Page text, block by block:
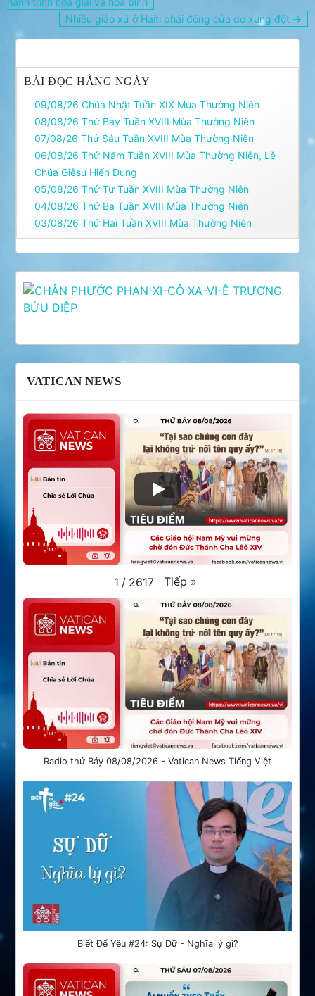
bài
viết
Nhiều giáo xứ ở Haiti phải đóng cửa do xung đột →
BÀI ĐỌC HẰNG NGÀY
09/08/26 Chúa Nhật Tuần XIX Mùa Thường Niên
08/08/26 Thứ Bảy Tuần XVIII Mùa Thường Niên
07/08/26 Thứ Sáu Tuần XVIII Mùa Thường Niên
06/08/26 Thứ Năm Tuần XVIII Mùa Thường Niên, Lễ
Chúa Giêsu Hiển Dung
05/08/26 Thứ Tư Tuần XVIII Mùa Thường Niên
04/08/26 Thứ Ba Tuần XVIII Mùa Thường Niên
03/08/26 Thứ Hai Tuần XVIII Mùa Thường Niên
VATICAN NEWS
1 / 2617 Tiếp »
Radio thứ Bảy 08/08/2026 - Vatican News Tiếng Việt
Biết Để Yêu #24: Sự Dữ - Nghĩa lý gì?